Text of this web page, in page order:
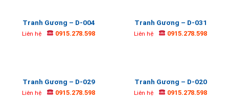
Tranh Gương – D-004
Liên hệ 0915.278.598
Tranh Gương – D-031
Liên hệ 0915.278.598
Tranh Gương – D-029
Liên hệ 0915.278.598
Tranh Gương – D-020
Liên hệ 0915.278.598